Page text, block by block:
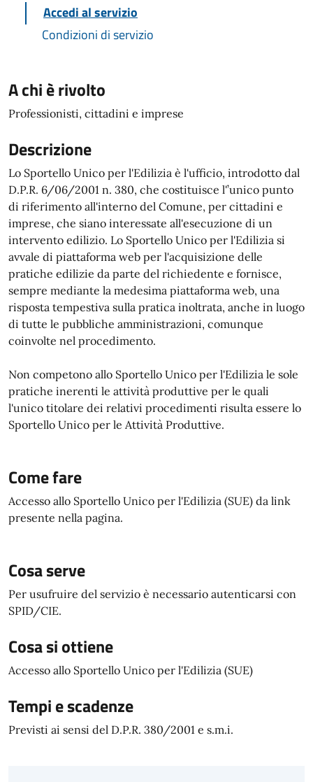
Accedi al servizio
Condizioni di servizio
A chi è rivolto
Professionisti, cittadini e imprese
Descrizione
Lo Sportello Unico per l'Edilizia è l'ufficio, introdotto dal
D.P.R. 6/06/2001 n. 380, che costituisce l'’unico punto
di riferimento all'interno del Comune, per cittadini e
imprese, che siano interessate all'esecuzione di un
intervento edilizio. Lo Sportello Unico per l'Edilizia si
avvale di piattaforma web per l'acquisizione delle
pratiche edilizie da parte del richiedente e fornisce,
sempre mediante la medesima piattaforma web, una
risposta tempestiva sulla pratica inoltrata, anche in luogo
di tutte le pubbliche amministrazioni, comunque
coinvolte nel procedimento.
Non competono allo Sportello Unico per l'Edilizia le sole
pratiche inerenti le attività produttive per le quali
l'unico titolare dei relativi procedimenti risulta essere lo
Sportello Unico per le Attività Produttive.
Come fare
Accesso allo Sportello Unico per l'Edilizia (SUE) da link
presente nella pagina.
Cosa serve
Per usufruire del servizio è necessario autenticarsi con
SPID/CIE.
Cosa si ottiene
Accesso allo Sportello Unico per l'Edilizia (SUE)
Tempi e scadenze
Previsti ai sensi del D.P.R. 380/2001 e s.m.i.